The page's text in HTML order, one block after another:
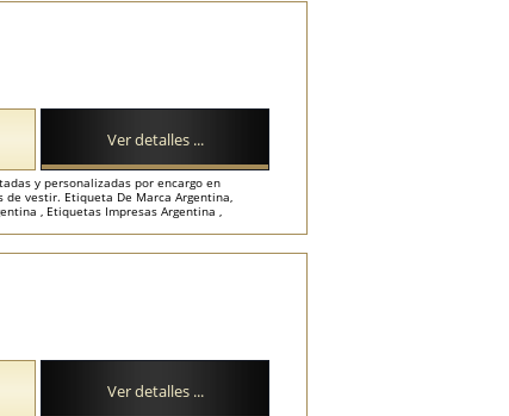
y personalizadas por encargo en
de vestir. Etiqueta De Marca Argentina,
, Etiquetas Impresas Argentina ,
Ver detalles ...
Ver detalles ...